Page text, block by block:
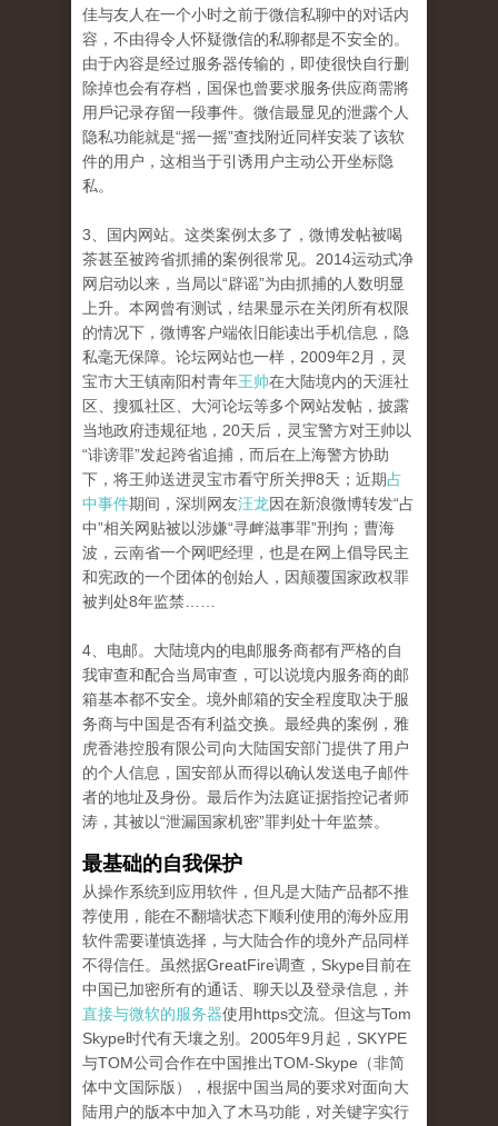
佳与友人在一个小时之前于微信私聊中的对话内
容，不由得令人怀疑微信的私聊都是不安全的。
由于內容是经过服务器传输的，即使很快自行删
除掉也会有存档，国保也曾要求服务供应商需將
用戶记录存留一段事件。微信最显见的泄露个人
隐私功能就是“摇一摇”查找附近同样安装了该软
件的用户，这相当于引诱用户主动公开坐标隐
私。
3、国内网站。这类案例太多了，微博发帖被喝
茶甚至被跨省抓捕的案例很常见。2014运动式净
网启动以来，当局以“辟谣”为由抓捕的人数明显
上升。本网曾有测试，结果显示在关闭所有权限
的情况下，微博客户端依旧能读出手机信息，隐
私毫无保障。论坛网站也一样，2009年2月，灵
宝市大王镇南阳村青年王帅在大陆境内的天涯社
区、搜狐社区、大河论坛等多个网站发帖，披露
当地政府违规征地，20天后，灵宝警方对王帅以
“诽谤罪”发起跨省追捕，而后在上海警方协助
下，将王帅送进灵宝市看守所关押8天；近期占
中事件期间，深圳网友汪龙因在新浪微博转发“占
中”相关网贴被以涉嫌“寻衅滋事罪”刑拘；曹海
波，云南省一个网吧经理，也是在网上倡导民主
和宪政的一个团体的创始人，因颠覆国家政权罪
被判处8年监禁……
4、电邮。大陆境内的电邮服务商都有严格的自
我审查和配合当局审查，可以说境内服务商的邮
箱基本都不安全。境外邮箱的安全程度取决于服
务商与中国是否有利益交换。最经典的案例，雅
虎香港控股有限公司向大陆国安部门提供了用户
的个人信息，国安部从而得以确认发送电子邮件
者的地址及身份。最后作为法庭证据指控记者师
涛，其被以“泄漏国家机密”罪判处十年监禁。
最基础的自我保护
从操作系统到应用软件，但凡是大陆产品都不推
荐使用，能在不翻墙状态下顺利使用的海外应用
软件需要谨慎选择，与大陆合作的境外产品同样
不得信任。虽然据GreatFire调查，Skype目前在
中国已加密所有的通话、聊天以及登录信息，并
直接与微软的服务器使用https交流。但这与Tom
Skype时代有天壤之别。2005年9月起，SKYPE
与TOM公司合作在中国推出TOM-Skype（非简
体中文国际版），根据中国当局的要求对面向大
陆用户的版本中加入了木马功能，对关键字实行